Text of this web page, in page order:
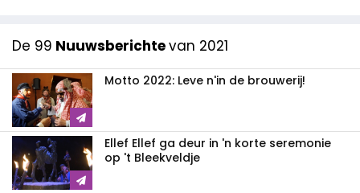
De 99 Nuuwsberichtevan 2021
Motto 2022: Leve n'in de brouwerij!
Ellef Ellef ga deur in 'n korte seremonie
op 't Bleekveldje